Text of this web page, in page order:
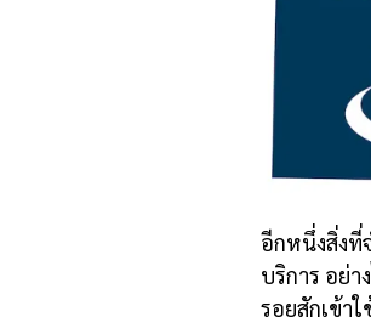
อีกหนึ่งสิ่งที่
บริการ อย่
รอยสักเข้า